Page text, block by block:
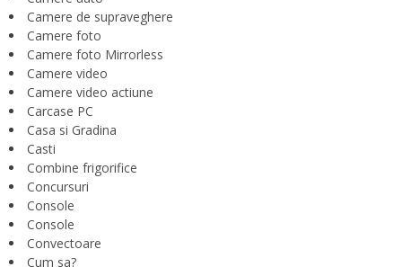
Camere de supraveghere
Camere foto
Camere foto Mirrorless
Camere video
Camere video actiune
Carcase PC
Casa si Gradina
Casti
Combine frigorifice
Concursuri
Console
Console
Convectoare
Cum sa?